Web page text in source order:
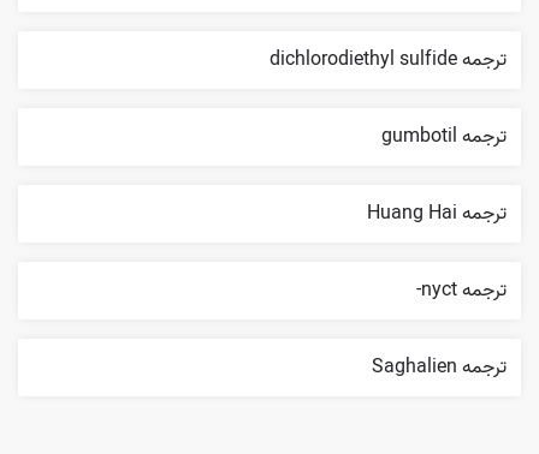
ترجمه dichlorodiethyl sulfide
ترجمه gumbotil
ترجمه Huang Hai
ترجمه nyct-
ترجمه Saghalien